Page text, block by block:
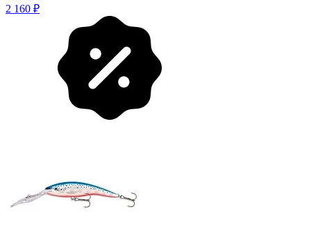
2 160 ₽